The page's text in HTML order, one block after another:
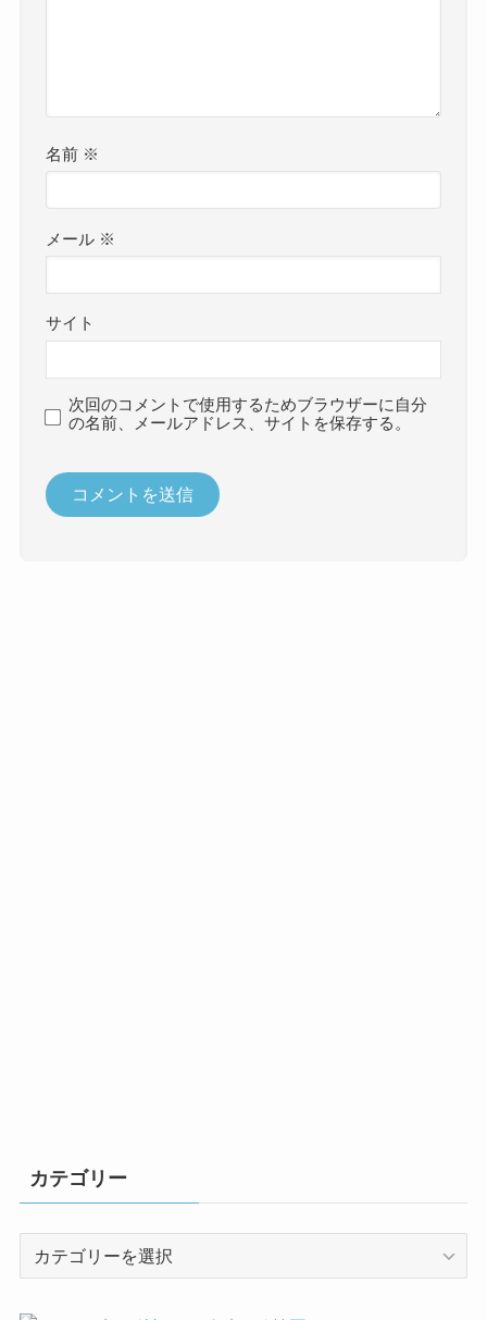
名前 ※
メール ※
サイト
次回のコメントで使用するためブラウザーに自分
の名前、メールアドレス、サイトを保存する。
カテゴリー